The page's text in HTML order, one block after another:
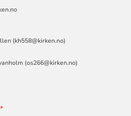
(kh558@kirken.no)
(os266@kirken.no)